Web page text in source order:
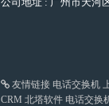
友情链接 电话交换机
CRM 北塔软件 电话交换